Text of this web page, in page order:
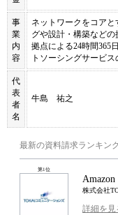
事
業
内
容
ネットワークをコア
グや設計・構築など
拠点による24時間365
トソーシングサービス
代
表
者
名
牛島 祐之
最新の資料請求ランキン
第1位
株式会社
詳細を見